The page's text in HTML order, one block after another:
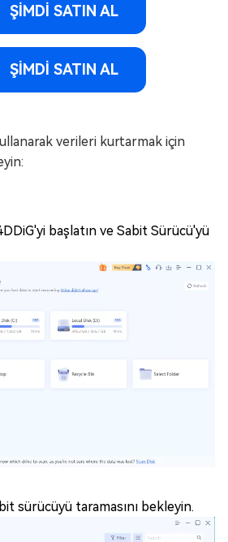
ŞİMDİ SATIN AL
ŞİMDİ SATIN AL
verileri kurtarmak için
başlatın ve Sabit Sürücü'yü
sürücüyü taramasını bekleyin.